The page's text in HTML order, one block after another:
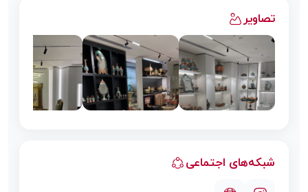
تصاویر
شبکه‌های اجتماعی